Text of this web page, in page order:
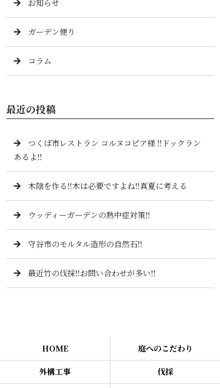
お知らせ
ガーデン便り
コラム
最近の投稿
つくば市レストラン コルヌコピア様 ‼️ドックラン
あるよ‼️
木陰を作る‼️木は必要ですよね‼️真夏に考える
ウッディーガーデンの熱中症対策‼️
守谷市のモルタル造形の自然石‼️
最近竹の伐採‼️お問い合わせが多い‼️
HOME 庭へのこだわり
外構工事 伐採